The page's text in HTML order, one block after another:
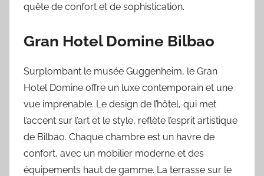
quête de confort et de sophistication.
Gran Hotel Domine Bilbao
Surplombant le musée Guggenheim, le Gran
Hotel Domine offre un luxe contemporain et une
vue imprenable. Le design de l’hôtel, qui met
l’accent sur l’art et le style, reflète l’esprit artistique
de Bilbao. Chaque chambre est un havre de
confort, avec un mobilier moderne et des
équipements haut de gamme. La terrasse sur le